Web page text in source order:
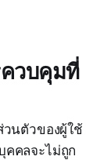
วบคุมที่
วนตัวของผู้ใช้
คลจะไม่ถูก